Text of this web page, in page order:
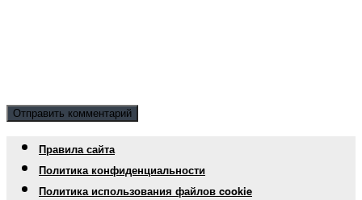
Правила сайта
Политика конфиденциальности
Политика использования файлов cookie